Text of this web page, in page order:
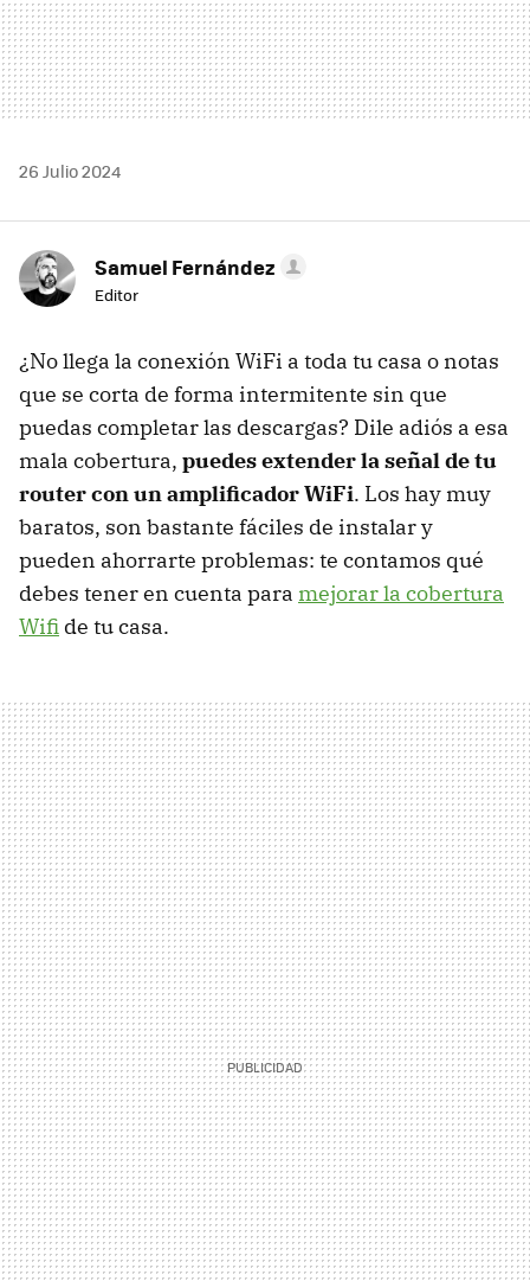
26 Julio 2024
Samuel Fernández
Editor
¿No llega la conexión WiFi a toda tu casa o notas
que se corta de forma intermitente sin que
puedas completar las descargas? Dile adiós a esa
mala cobertura, puedes extender la señal de tu
router con un amplificador WiFi. Los hay muy
baratos, son bastante fáciles de instalar y
pueden ahorrarte problemas: te contamos qué
debes tener en cuenta para mejorar la cobertura
Wifi de tu casa.